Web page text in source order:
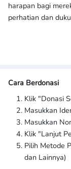
harapan bagi
perhatian dan
Cara Berdonasi
Klik "Donasi
Masukkan
Masukkan
Klik "Lanjut
Pilih Metode
dan Lainnya)